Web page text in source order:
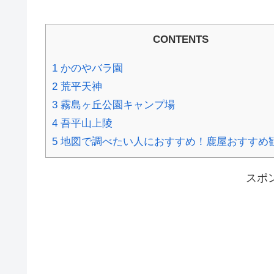
CONTENTS
1 かのやバラ園
2 荒平天神
3 霧島ヶ丘公園キャンプ場
4 吾平山上陵
5 地図で調べたい人におすすめ！鹿屋おすすめ
スポ